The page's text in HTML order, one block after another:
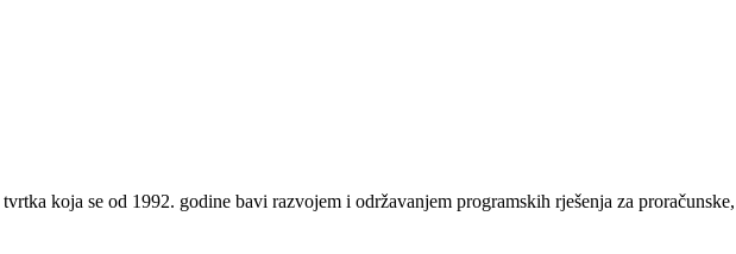
koja se od 1992. godine bavi razvojem i održavanjem programskih rješenja za